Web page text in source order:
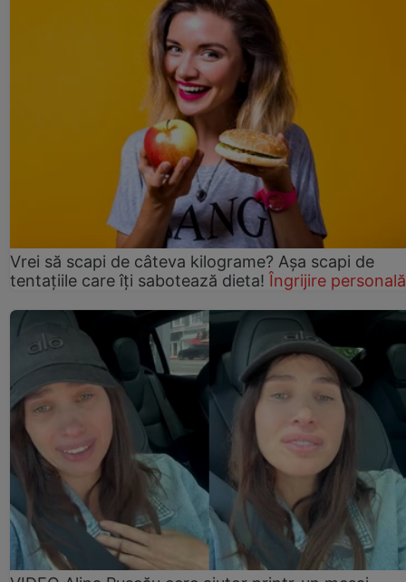
Vrei să scapi de câteva kilograme? Așa scapi de
tentațiile care îți sabotează dieta! Îngrijire personală